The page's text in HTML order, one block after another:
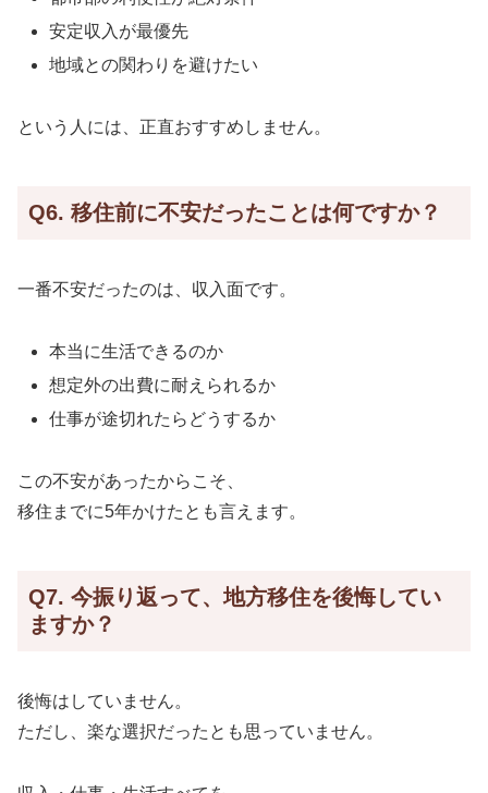
安定収入が最優先
地域との関わりを避けたい
という人には、正直おすすめしません。
Q6. 移住前に不安だったことは何ですか？
一番不安だったのは、収入面です。
本当に生活できるのか
想定外の出費に耐えられるか
仕事が途切れたらどうするか
この不安があったからこそ、
移住までに5年かけたとも言えます。
Q7. 今振り返って、地方移住を後悔してい
ますか？
後悔はしていません。
ただし、楽な選択だったとも思っていません。